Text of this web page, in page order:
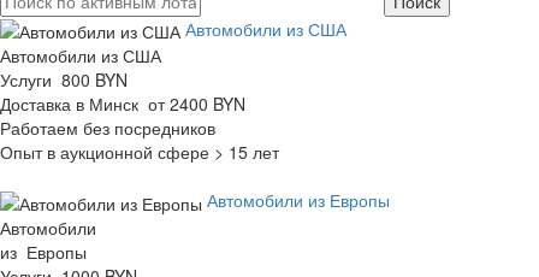
Автомобили из США
Автомобили из США
Услуги 800 BYN
Доставка в Минск от 2400 BYN
Работаем без посредников
Опыт в аукционной сфере > 15 лет
Автомобили из Европы
Автомобили
из Европы